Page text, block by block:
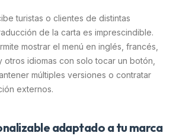
turistas o clientes de distintas
de la carta es imprescindible.
mostrar el menú en inglés, francés,
otros idiomas con solo tocar un botón,
múltiples versiones o contratar
externos.
adaptado a tu marca